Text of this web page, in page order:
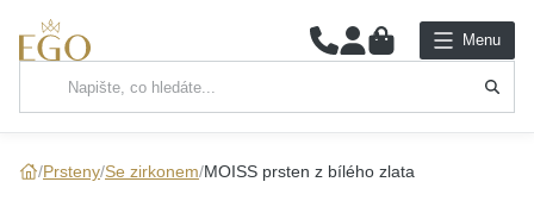
0 Menu
Hlavní kategorie
Prsteny Se zirkonem MOISS prsten z bílého zlata